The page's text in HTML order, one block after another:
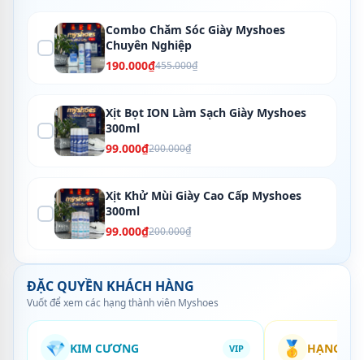
Combo Chăm Sóc Giày Myshoes
Chuyên Nghiệp
190.000₫455.000₫
Xịt Bọt ION Làm Sạch Giày Myshoes
300ml
99.000₫200.000₫
Xịt Khử Mùi Giày Cao Cấp Myshoes
300ml
99.000₫200.000₫
ĐẶC QUYỀN KHÁCH HÀNG
Vuốt để xem các hạng thành viên Myshoes
💎 KIM CƯƠNG VIP 🥇 HẠNG